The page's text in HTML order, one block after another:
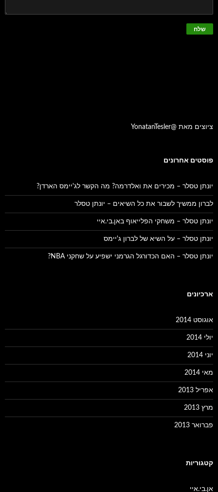
ציוצים מאת @YonatanTesler
פוסטים אחרונים
יונתן טסלר – מכירים את ואלדרמה? מה הקשר לג'יימס הארדן?
לברון ממשיך לשבור את כל השיאים – יונתן טסלר
יונתן טסלר – משחקי הפלייאוף באן.בי.איי
יונתן טסלר – על השיא של לברון ג'יימס
יונתן טסלר – האם הכדורגל הגרמני ישפיע על שחקני NBA?
ארכיונים
אוגוסט 2014
יולי 2014
יוני 2014
מאי 2014
אפריל 2013
מרץ 2013
פברואר 2013
קטגוריות
אן.בי.איי